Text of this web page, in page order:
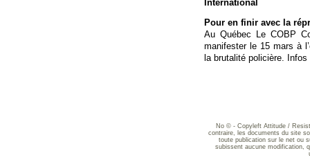
International
Pour en finir avec la
Au Québec Le COBP
manifester le 15 mars à
la brutalité policière.
No © - Copyleft Attitude /
contraire, les documents du site
toute publication sur le net ou
subissent aucune modification,